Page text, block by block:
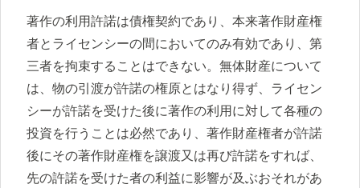
著作の利用許諾は債権契約であり、本来著作財産権
者とライセンシーの間においてのみ有効であり、第
三者を拘束することはできない。無体財産について
は、物の引渡が許諾の権原とはなり得ず、ライセン
シーが許諾を受けた後に著作の利用に対して各種の
投資を行うことは必然であり、著作財産権者が許諾
後にその著作財産権を譲渡又は再び許諾をすれば、
先の許諾を受けた者の利益に影響が及ぶおそれがあ